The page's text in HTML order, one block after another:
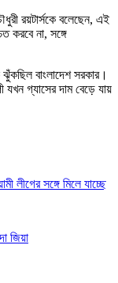
রয়টার্সকে বলেছেন, এই
করবে না, সঙ্গে
ঝুঁকছিল বাংলাদেশ সরকার।
যখন গ্যাসের দাম বেড়ে যায়
লীগের সঙ্গে মিলে যাচ্ছে
জিয়া